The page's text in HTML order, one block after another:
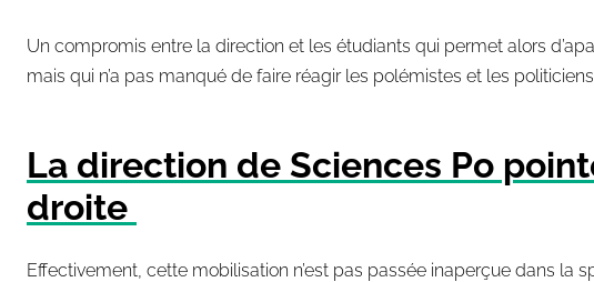
Un compromis entre la direction et les étudiants qui permet alors
mais qui n’a pas manqué de faire réagir les polémistes et les
La direction de Sciences Po
droite
Effectivement, cette mobilisation n’est pas passée inaperçue dans la